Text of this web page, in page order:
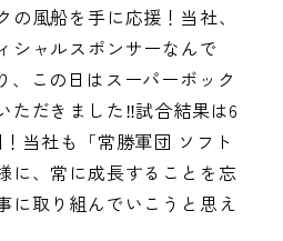
風船を手に応援！当社、
シャルスポンサーなんで
この日はスーパーボック
ただきました‼試合結果は6
当社も「常勝軍団 ソフト
に、常に成長することを忘
に取り組んでいこうと思え